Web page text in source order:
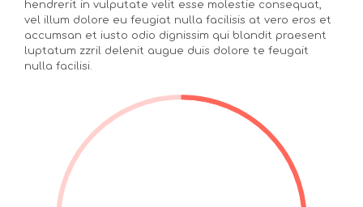
hendrerit in vulputate velit esse molestie consequat,
vel illum dolore eu feugiat nulla facilisis at vero eros et
accumsan et iusto odio dignissim qui blandit praesent
luptatum zzril delenit augue duis dolore te feugait
nulla facilisi.